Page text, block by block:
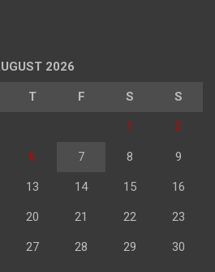
2026
T F S S
1 2
6 7 8 9
13 14 15 16
20 21 22 23
27 28 29 30